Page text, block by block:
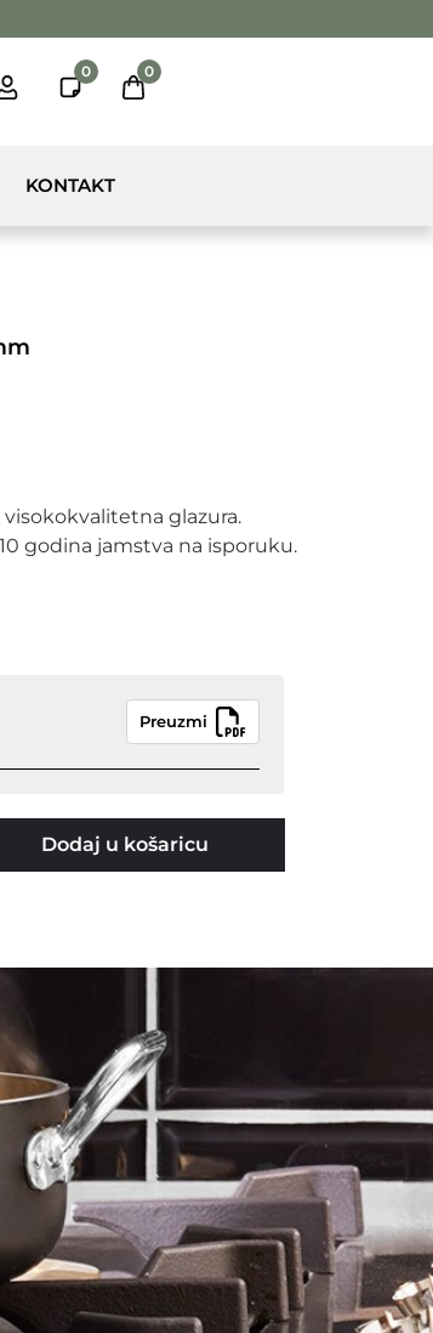
0 0
KONTAKT
glazura.
godina jamstva na isporuku.
Preuzmi
Dodaj u košaricu